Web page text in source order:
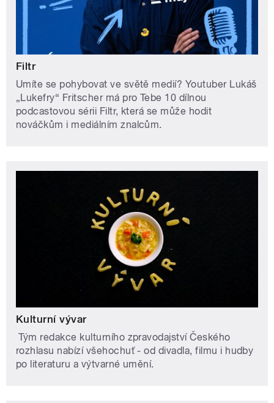
Filtr
Umíte se pohybovat ve světě medií? Youtuber Lukáš
„Lukefry“ Fritscher má pro Tebe 10 dílnou
podcastovou sérii Filtr, která se může hodit
nováčkům i mediálním znalcům.
Kulturní vývar
Tým redakce kulturního zpravodajství Českého
rozhlasu nabízí všehochuť - od divadla, filmu i hudby
po literaturu a výtvarné umění.